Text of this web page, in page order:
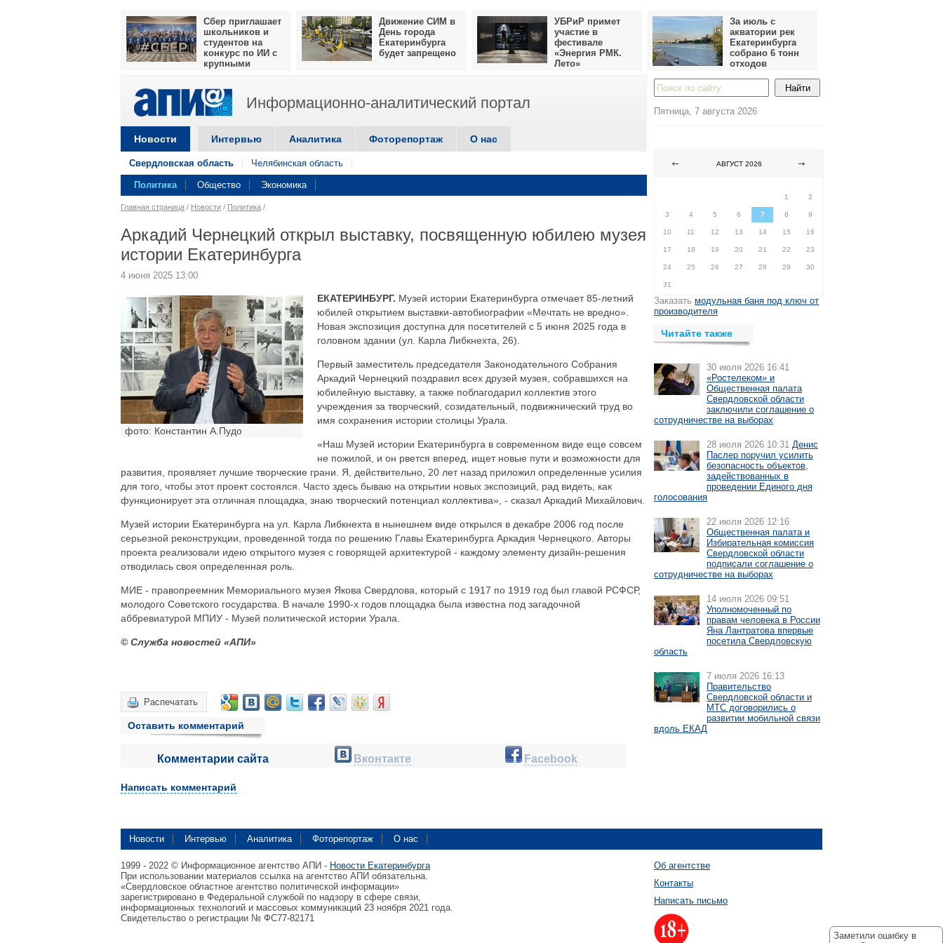
Сбер приглашает
школьников и
студентов на
конкурс по ИИ с
крупными
Движение СИМ в
День города
Екатеринбурга
будет запрещено
УБРиР примет
участие в
фестивале
«Энергия РМК.
Лето»
За июль с
акватории рек
Екатеринбурга
собрано 6 тонн
отходов
Информационно-аналитический портал
Новости Интервью Аналитика Фоторепортаж О нас
Свердловская область Челябинская область
Политика Общество Экономика
Главная страница / Новости / Политика /
Аркадий Чернецкий открыл выставку, посвященную юбилею музея
истории Екатеринбурга
4 июня 2025 13:00
фото: Константин А.Пудо
ЕКАТЕРИНБУРГ. Музей истории Екатеринбурга отмечает 85-летний
юбилей открытием выставки-автобиографии «Мечтать не вредно».
Новая экспозиция доступна для посетителей с 5 июня 2025 года в
головном здании (ул. Карла Либкнехта, 26).
Первый заместитель председателя Законодательного Собрания
Аркадий Чернецкий поздравил всех друзей музея, собравшихся на
юбилейную выставку, а также поблагодарил коллектив этого
учреждения за творческий, созидательный, подвижнический труд во
имя сохранения истории столицы Урала.
«Наш Музей истории Екатеринбурга в современном виде еще совсем
не пожилой, и он рвется вперед, ищет новые пути и возможности для
развития, проявляет лучшие творческие грани. Я, действительно, 20 лет назад приложил определенные усилия
для того, чтобы этот проект состоялся. Часто здесь бываю на открытии новых экспозиций, рад видеть, как
функционирует эта отличная площадка, знаю творческий потенциал коллектива», - сказал Аркадий Михайлович.
Музей истории Екатеринбурга на ул. Карла Либкнехта в нынешнем виде открылся в декабре 2006 год после
серьезной реконструкции, проведенной тогда по решению Главы Екатеринбурга Аркадия Чернецкого. Авторы
проекта реализовали идею открытого музея с говорящей архитектурой - каждому элементу дизайн-решения
отводилась своя определенная роль.
МИЕ - правопреемник Мемориального музея Якова Свердлова, который с 1917 по 1919 год был главой РСФСР,
молодого Советского государства. В начале 1990-х годов площадка была известна под загадочной
аббревиатурой МПИУ - Музей политической истории Урала.
© Служба новостей «АПИ»
Распечатать
Оставить комментарий
Комментарии сайта Вконтакте Facebook
Написать комментарий
Пятница, 7 августа 2026
АВГУСТ 2026
1
2
3 4 5 6 7 8 9
10 11 12 13 14 15 16
17 18 19 20 21 22 23
24 25 26 27 28 29 30
31
Заказать модульная баня под ключ от
производителя
Читайте также
30 июля 2026 16:41
«Ростелеком» и
Общественная палата
Свердловской области
заключили соглашение о
сотрудничестве на выборах
28 июля 2026 10:31 Денис
Паслер поручил усилить
безопасность объектов,
задействованных в
проведении Единого дня
голосования
22 июля 2026 12:16
Общественная палата и
Избирательная комиссия
Свердловской области
подписали соглашение о
сотрудничестве на выборах
14 июля 2026 09:51
Уполномоченный по
правам человека в России
Яна Лантратова впервые
посетила Свердловскую
область
7 июля 2026 16:13
Правительство
Свердловской области и
МТС договорились о
развитии мобильной связи
вдоль ЕКАД
Новости Интервью Аналитика Фоторепортаж О нас
1999 - 2022 © Информационное агентство АПИ - Новости Екатеринбурга
При использовании материалов ссылка на агентство АПИ обязательна.
«Свердловское областное агентство политической информации»
зарегистрировано в Федеральной службой по надзору в сфере связи,
информационных технологий и массовых коммуникаций 23 ноября 2021 года.
Свидетельство о регистрации № ФС77-82171
Об агентстве
Контакты
Написать письмо
Заметили ошибку в